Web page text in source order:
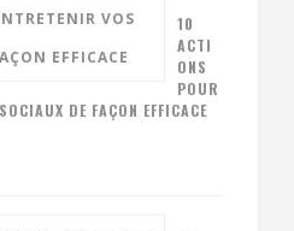
10
ACTI
ONS
POUR
DE FAÇON EFFICACE